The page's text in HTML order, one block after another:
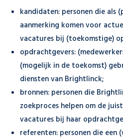
kandidaten: personen die als
aanmerking komen voor
vacatures bij (toekomstige)
opdrachtgevers:
(mogelijk in de toekomst)
diensten van Brightlinck;
bronnen: personen die
zoekproces helpen om de
vacatures bij haar
referenten: personen die een